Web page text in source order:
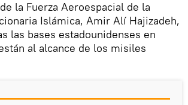
la Fuerza Aeroespacial de la
Islámica, Amir Alí Hajizadeh,
las bases estadounidenses en
al alcance de los misiles